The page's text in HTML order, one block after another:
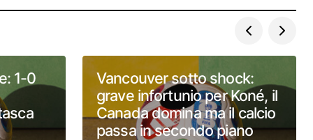
1-0
Vancouver sotto shock:
grave infortunio per Koné, il
Canada domina ma il calcio
passa in secondo piano